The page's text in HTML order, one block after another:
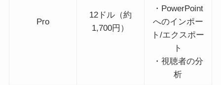
Pro
12ドル（約
1,700円）
・PowerPoint
へのインポー
ト/エクスポー
ト
・視聴者の分
析